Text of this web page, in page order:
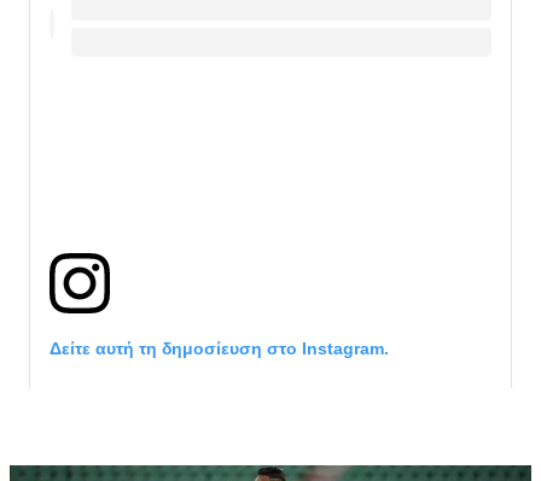
Δείτε αυτή τη δημοσίευση στο Instagram.